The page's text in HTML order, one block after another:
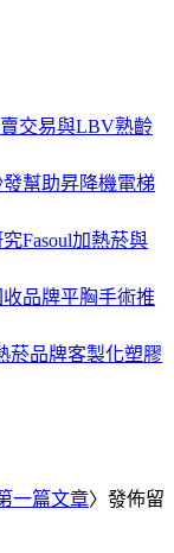
交易與LBV熟齡
幫助昇降機電梯
Fasoul加熱菸與
品牌平胸手術推
菸品牌客製化塑膠
一篇文章〉發佈留